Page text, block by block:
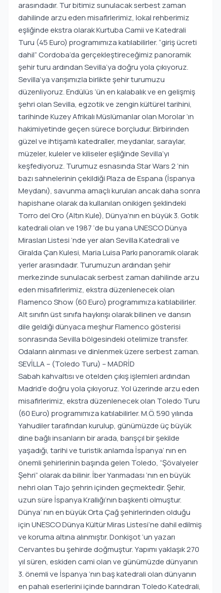
arasındadır. Tur bitimiz sunulacak serbest zaman
dahilinde arzu eden misafirlerimiz, lokal rehberimiz
eşliğinde ekstra olarak Kurtuba Camii ve Katedrali
Turu (45 Euro) programımıza katılabilirler. “giriş ücreti
dahil” Cordoba’da gerçekleştireceğimiz panoramik
şehir turu ardından Sevilla’ya doğru yola çıkıyoruz.
Sevilla’ya varışımızla birlikte şehir turumuzu
düzenliyoruz. Endülüs ‘ün en kalabalık ve en gelişmiş
şehri olan Sevilla, egzotik ve zengin kültürel tarihini,
tarihinde Kuzey Afrikalı Müslümanlar olan Morolar ‘ın
hakimiyetinde geçen sürece borçludur. Birbirinden
güzel ve ihtişamlı katedraller, meydanlar, saraylar,
müzeler, kuleler ve kiliseler eşliğinde Sevilla’yı
keşfediyoruz. Turumuz esnasında Star Wars 2 ‘nin
bazı sahnelerinin çekildiği Plaza de Espana (İspanya
Meydanı), savunma amaçlı kurulan ancak daha sonra
hapishane olarak da kullanılan onikigen şeklindeki
Torro del Oro (Altın Kule), Dünya’nın en büyük 3. Gotik
katedrali olan ve 1987 ‘de bu yana UNESCO Dünya
Mirasları Listesi ‘nde yer alan Sevilla Katedrali ve
Giralda Çan Kulesi, Maria Luisa Parkı panoramik olarak
yerler arasındadır. Turumuzun ardından şehir
merkezinde sunulacak serbest zaman dahilinde arzu
eden misafirlerimiz, ekstra düzenlenecek olan
Flamenco Show (60 Euro) programımıza katılabilirler.
Alt sınıfın üst sınıfa haykırışı olarak bilinen ve dansın
dile geldiği dünyaca meşhur Flamenco gösterisi
sonrasında Sevilla bölgesindeki otelimize transfer.
Odaların alınması ve dinlenmek üzere serbest zaman.
SEVİLLA – (Toledo Turu) – MADRİD
Sabah kahvaltısı ve otelden çıkış işlemleri ardından
Madrid’e doğru yola çıkıyoruz. Yol üzerinde arzu eden
misafirlerimiz, ekstra düzenlenecek olan Toledo Turu
(60 Euro) programımıza katılabilirler. M.Ö. 590 yılında
Yahudiler tarafından kurulup, günümüzde üç büyük
dine bağlı insanların bir arada, barışçıl bir şekilde
yaşadığı, tarihi ve turistik anlamda İspanya’ nın en
önemli şehirlerinin başında gelen Toledo, “Şövalyeler
Şehri” olarak da bilinir. İber Yarımadası ‘nın en büyük
nehri olan Tajo şehrin içinden geçmektedir. Şehir,
uzun süre İspanya Krallığı’nın başkenti olmuştur.
Dünya’ nın en büyük Orta Çağ şehirlerinden olduğu
için UNESCO Dünya Kültür Miras Listesi’ne dahil edilmiş
ve koruma altına alınmıştır. Donkişot ‘un yazarı
Cervantes bu şehirde doğmuştur. Yapımı yaklaşık 270
yıl süren, eskiden cami olan ve günümüzde dünyanın
3. önemli ve İspanya ‘nın baş katedrali olan dünyanın
en pahalı eserlerini içinde barındıran Toledo Katedrali,